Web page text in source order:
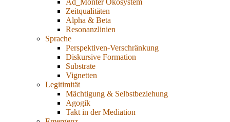
Ad_Monter Ökosystem
Zeitqualitäten
Alpha & Beta
Resonanzlinien
Sprache
Perspektiven-Verschränkung
Diskursive Formation
Substrate
Vignetten
Legitimität
Mächtigung & Selbstbeziehung
Agogik
Takt in der Mediation